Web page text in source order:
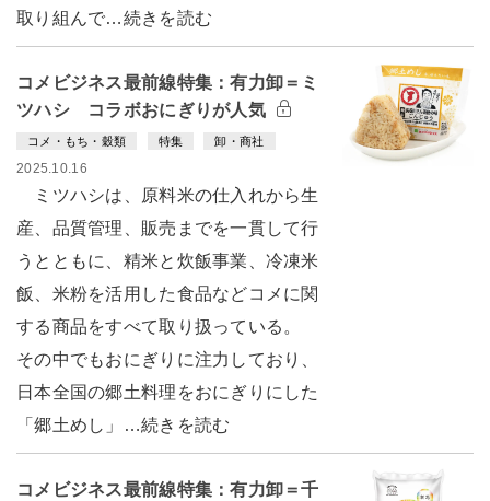
取り組んで…続きを読む
コメビジネス最前線特集：有力卸＝ミ
ツハシ コラボおにぎりが人気
コメ・もち・穀類 特集 卸・商社
2025.10.16
ミツハシは、原料米の仕入れから生
産、品質管理、販売までを一貫して行
うとともに、精米と炊飯事業、冷凍米
飯、米粉を活用した食品などコメに関
する商品をすべて取り扱っている。
その中でもおにぎりに注力しており、
日本全国の郷土料理をおにぎりにした
「郷土めし」…続きを読む
コメビジネス最前線特集：有力卸＝千